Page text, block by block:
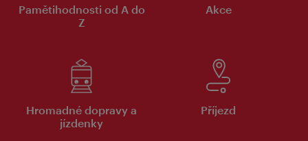
Pamětihodnosti od A do
Z
Akce
Hromadné dopravy a
jízdenky
Příjezd